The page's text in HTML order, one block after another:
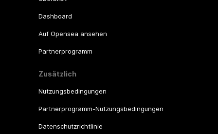
Dashboard
Auf Opensea ansehen
Partnerprogramm
Zusätzlich
Nutzungsbedingungen
Partnerprogramm-Nutzungsbedingungen
Datenschutzrichtlinie